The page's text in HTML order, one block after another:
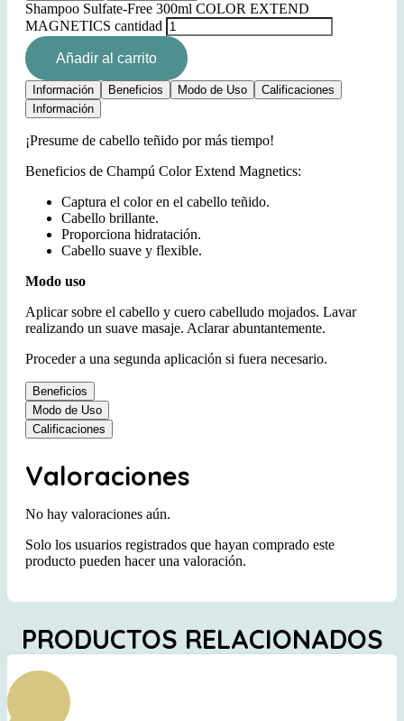
Shampoo Sulfate-Free 300ml COLOR EXTEND
MAGNETICS cantidad
Añadir al carrito
Información Beneficios Modo de Uso
Calificaciones
Información
¡Presume de cabello teñido por más tiempo!
Beneficios de Champú Color Extend Magnetics:
Captura el color en el cabello teñido.
Cabello brillante.
Proporciona hidratación.
Cabello suave y flexible.
Modo uso
Aplicar sobre el cabello y cuero cabelludo mojados. Lavar
realizando un suave masaje. Aclarar abuntantemente.
Proceder a una segunda aplicación si fuera necesario.
Beneficios
Modo de Uso
Calificaciones
Valoraciones
No hay valoraciones aún.
Solo los usuarios registrados que hayan comprado este
producto pueden hacer una valoración.
PRODUCTOS RELACIONADOS